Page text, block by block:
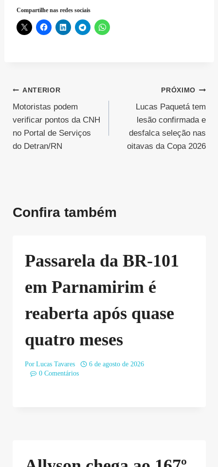
Compartilhe nas redes sociais
Navegação
de
Post
ANTERIOR
Motoristas podem
verificar pontos da CNH
no Portal de Serviços
do Detran/RN
PRÓXIMO
Lucas Paquetá tem
lesão confirmada e
desfalca seleção nas
oitavas da Copa 2026
Confira também
Passarela da BR-101
em Parnamirim é
reaberta após quase
quatro meses
Por Lucas Tavares
6 de agosto de 2026
0 Comentários